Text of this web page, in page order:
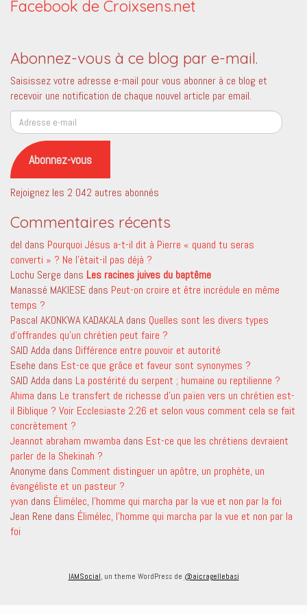
Facebook de Croixsens.net
Abonnez-vous à ce blog par e-mail.
Saisissez votre adresse e-mail pour vous abonner à ce blog et
recevoir une notification de chaque nouvel article par email.
Adresse
e-
mail
Abonnez-vous
Rejoignez les 2 042 autres abonnés
Commentaires récents
del dans Pourquoi Jésus a-t-il dit à Pierre « quand tu seras
converti » ? Ne l’était-il pas déjà ?
Lochu Serge dans Les racines juives du baptême
Manassé MAKIESE dans Peut-on croire et être incrédule en même
temps ?
Pascal AKONKWA KADAKALA dans Quelles sont les divers types
d’offrandes qu’un chrétien peut faire ?
SAID Adda dans Différence entre pouvoir et autorité
Esehe dans Est-ce que grâce et faveur sont synonymes ?
SAID Adda dans La postérité du serpent ; humaine ou reptilienne ?
Ahima dans Le transfert de richesse d’un païen vers un chrétien est-
il Biblique ? Voir Ecclesiaste 2:26 et selon vous comment cela se fait
concrètement ?
Jeannot abraham mwamba dans Est-ce que les chrétiens devraient
parler de la Shekinah ?
Anonyme dans Comment distinguer un apôtre, un prophète, un
évangéliste et un pasteur ?
yvan dans Élimélec, l’homme qui marcha par la vue et non par la foi
Jean Rene dans Élimélec, l’homme qui marcha par la vue et non par la
foi
IAMSocial , un theme WordPress de @aicragellebasi